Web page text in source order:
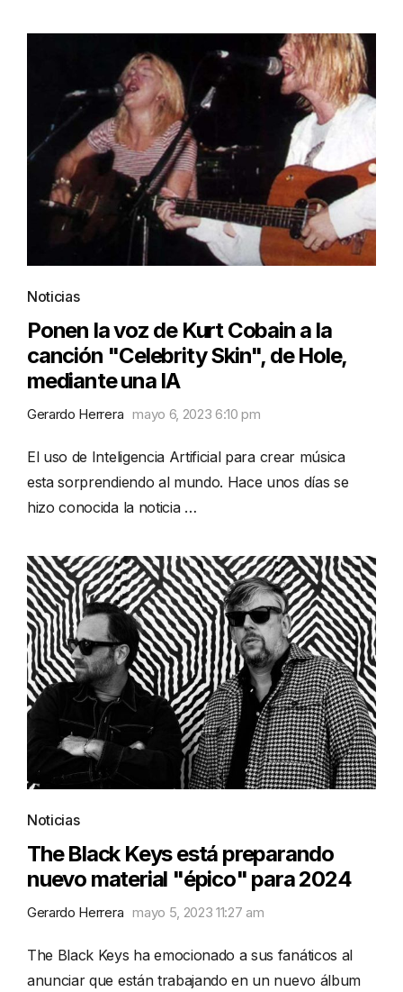
Noticias
Ponen la voz de Kurt Cobain a la
canción "Celebrity Skin", de Hole,
mediante una IA
Gerardo Herrera mayo 6, 2023 6:10 pm
El uso de Inteligencia Artificial para crear música
esta sorprendiendo al mundo. Hace unos días se
hizo conocida la noticia …
Noticias
The Black Keys está preparando
nuevo material "épico" para 2024
Gerardo Herrera mayo 5, 2023 11:27 am
The Black Keys ha emocionado a sus fanáticos al
anunciar que están trabajando en un nuevo álbum